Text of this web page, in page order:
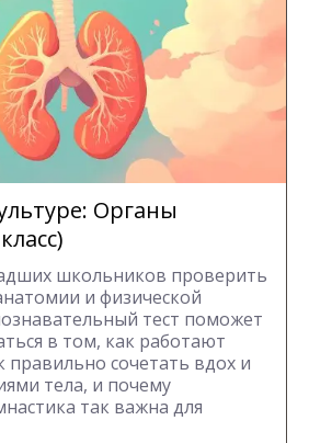
Органы
школьников проверить
и физической
тест поможет
в том, как работают
правильно сочетать вдох и
тела, и почему
так важна для